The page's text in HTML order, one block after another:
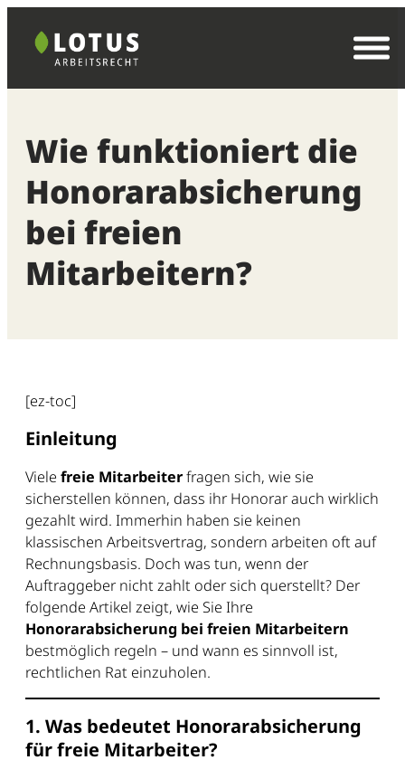
Inhalt
springen
Wie funktioniert die
Honorarabsicherung
bei freien
Mitarbeitern?
[ez-toc]
Einleitung
Viele freie Mitarbeiterfragen sich, wie sie
sicherstellen können, dass ihr Honorar auch wirklich
gezahlt wird. Immerhin haben sie keinen
klassischen Arbeitsvertrag, sondern arbeiten oft auf
Rechnungsbasis. Doch was tun, wenn der
Auftraggeber nicht zahlt oder sich querstellt? Der
folgende Artikel zeigt, wie Sie Ihre
Honorarabsicherung bei freien Mitarbeitern
bestmöglich regeln – und wann es sinnvoll ist,
rechtlichen Rat einzuholen.
1. Was bedeutet Honorarabsicherung
für freie Mitarbeiter?